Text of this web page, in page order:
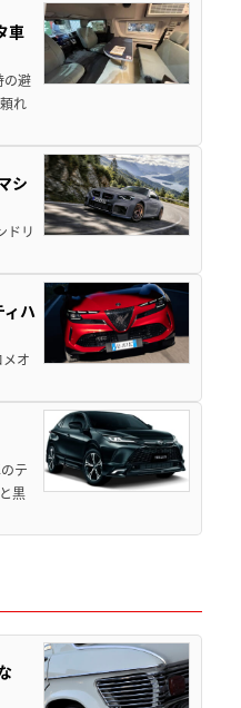
車
の避
れ
シ
ドリ
ハ
オ
テ
黒